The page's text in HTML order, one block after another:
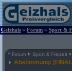
Geizhals » Forum » Sport &
^ Forum Sport & Freizeit
Abstimmung: